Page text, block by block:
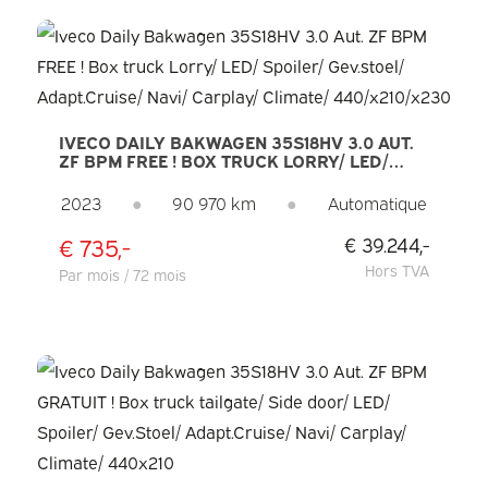
IVECO DAILY BAKWAGEN 35S18HV 3.0 AUT.
ZF BPM FREE ! BOX TRUCK LORRY/ LED/
CARPLAY/ CLIMATE/ 440/X210/X230
2023 ● 90 970 km ● Automatique
€ 735,-
Par mois / 72 mois
€ 39.244,-
Hors TVA